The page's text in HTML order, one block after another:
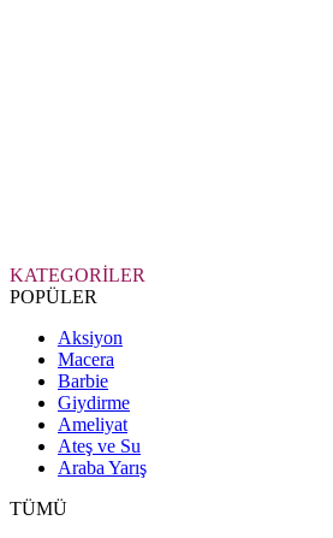
KATEGORİLER
POPÜLER
Aksiyon
Macera
Barbie
Giydirme
Ameliyat
Ateş ve Su
Araba Yarış
TÜMÜ